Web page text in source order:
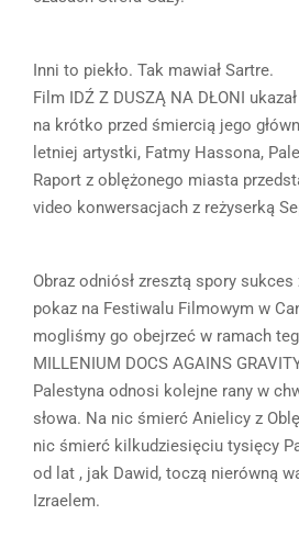
Inni to piekło. Tak mawiał Sartre.
Film IDŹ Z DUSZĄ NA DŁONI
na krótko przed śmiercią jego
letniej artystki, Fatmy Hassona,
Raport z oblężonego miasta
video konwersacjach z reżyserką
Obraz odniósł zresztą spory
pokaz na Festiwalu Filmowym w
mogliśmy go obejrzeć w ramach
MILLENIUM DOCS AGAINS
Palestyna odnosi kolejne rany w
słowa. Na nic śmierć Anielicy z
nic śmierć kilkudziesięciu tysięcy
od lat , jak Dawid, toczą nierówną
Izraelem.